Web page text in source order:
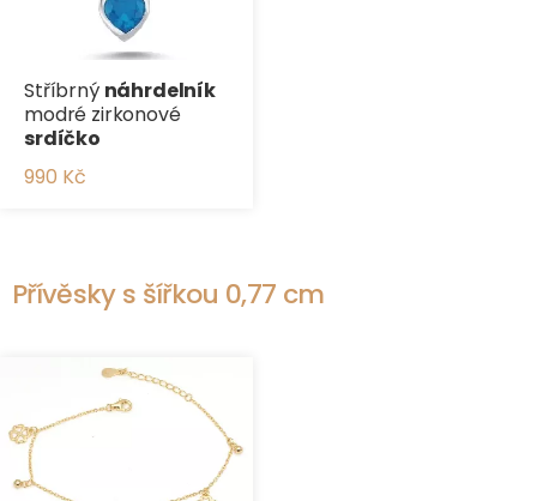
Stříbrný náhrdelník
modré zirkonové
srdíčko
990 Kč
Přívěsky s šířkou 0,77 cm